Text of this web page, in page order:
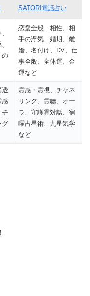
SATORI電話占い
の
恋愛全般、相性、相
手の浮気、婚期、離
婚、名付け、DV、仕
事全般、全体運、金
運など
透
感
チ
グ
霊感・霊視、チャネ
リング、霊聴、オー
ラ、守護霊対話、宿
曜占星術、九星気学
など